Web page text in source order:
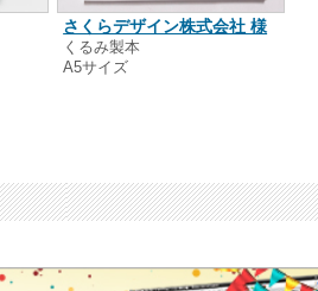
さくらデザイン株式会社 様
くるみ製本
A5サイズ